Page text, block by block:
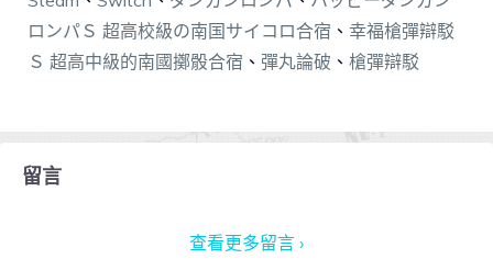
ロンパＳ 超高校級の南国サイコロ合宿 、 幸福槍彈辯駁
Ｓ 超高中級的南國擲骰合宿 、 彈丸論破 、 槍彈辯駁
留言
查看更多留言 ›